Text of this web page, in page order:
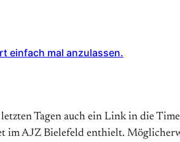
einfach mal anzulassen.
Tagen auch ein Link in die
im AJZ Bielefeld enthielt.